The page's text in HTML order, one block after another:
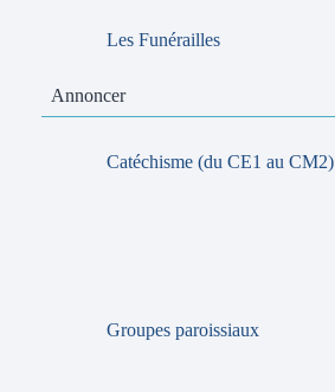
Les Funérailles
Annoncer
Catéchisme (du CE1 au CM2)
Groupes paroissiaux